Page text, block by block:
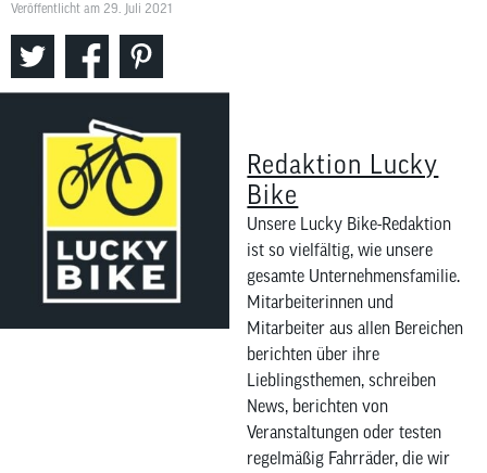
Veröffentlicht am 29. Juli 2021
Redaktion Lucky
Bike
Unsere Lucky Bike-Redaktion
ist so vielfältig, wie unsere
gesamte Unternehmensfamilie.
Mitarbeiterinnen und
Mitarbeiter aus allen Bereichen
berichten über ihre
Lieblingsthemen, schreiben
News, berichten von
Veranstaltungen oder testen
regelmäßig Fahrräder, die wir